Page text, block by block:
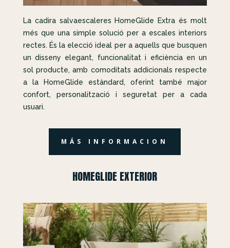
La cadira salvaescaleres HomeGlide Extra és molt
més que una simple solució per a escales interiors
rectes. És la elecció ideal per a aquells que busquen
un disseny elegant, funcionalitat i eficiència en un
sol producte, amb comoditats addicionals respecte
a la HomeGlide estàndard, oferint també major
confort, personalització i seguretat per a cada
usuari.
MÁS INFORMACION
HOMEGLIDE EXTERIOR